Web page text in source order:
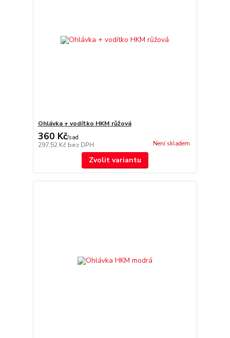
Ohlávka + vodítko HKM růžová
360 Kč/sad
297,52 Kč bez DPH Není skladem
Zvolit variantu